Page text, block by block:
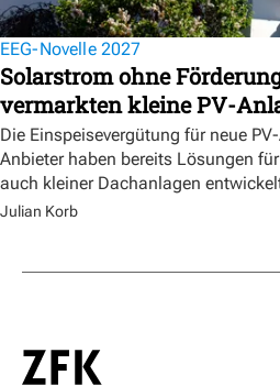
EEG-Novelle 2027
Solarstrom ohne
vermarkten kleine PV-
Die Einspeisevergütung für neue
Anbieter haben bereits Lösungen
auch kleiner Dachanlagen
Julian Korb